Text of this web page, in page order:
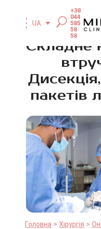
UA
+38
044
585
58
58
Складне
пакетів
Головна Хірургія